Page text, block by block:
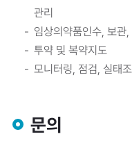
관리
임상의약품인수, 보관
투약 및 복약지도
모니터링, 점검, 실태
문의